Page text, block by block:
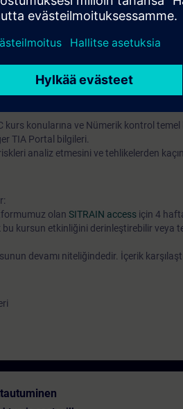
konfigürasyonu ve devreye
ve test etme bilgisi kazandıracaktır.
ekipmanları üzerinde devreye alma ve
sürücüsü ile SINUMERIK ONE
cihazının çeşitli fonksiyonlarını
makinenizin verimliliğini en üst düzeye
kurs konularına ve Nümerik kontrol
TIA Portal bilgileri.
analiz etmesini ve tehlikelerden
olan SITRAIN access için 4
bu kursun etkinliğini derinleştirebilir
devamı niteliğindedir. İçerik